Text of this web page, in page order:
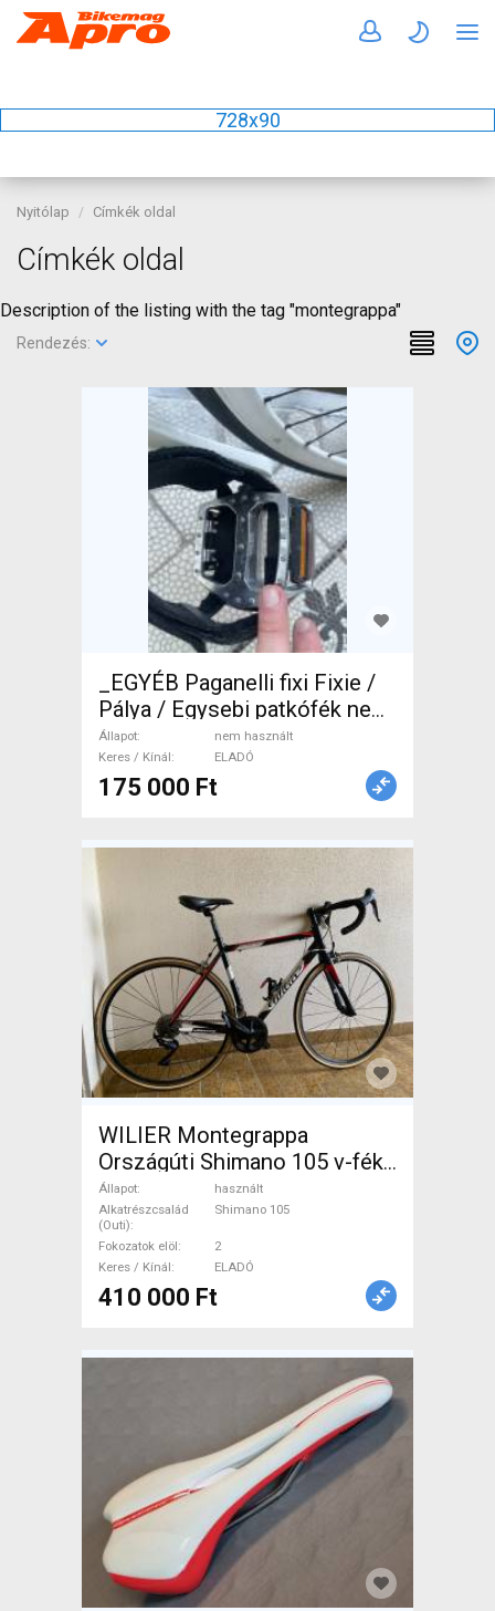
728x90
Nyitólap Címkék oldal
Címkék oldal
Description of the listing with the tag "montegrappa"
Rendezés:
_EGYÉB Paganelli fixi Fixie /
Pálya / Egysebi patkófék nem
használt ELADÓ
Állapot
nem használt
Keres / Kínál
ELADÓ
175 000 Ft
WILIER Montegrappa
Országúti Shimano 105 v-fék
használt ELADÓ
Állapot
használt
Alkatrészcsalád
(Outi)
Shimano 105
Fokozatok elöl
2
Keres / Kínál
ELADÓ
410 000 Ft